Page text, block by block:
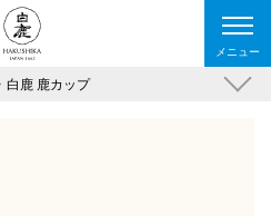
メニュー
白鹿 鹿カップ